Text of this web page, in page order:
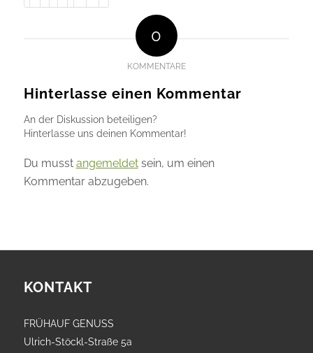
0
KOMMENTARE
Hinterlasse einen Kommentar
An der Diskussion beteiligen?
Hinterlasse uns deinen Kommentar!
Du musst angemeldetsein, um einen
Kommentar abzugeben.
KONTAKT
FRÜHAUF GENUSS
Ulrich-Stöckl-Straße 5a